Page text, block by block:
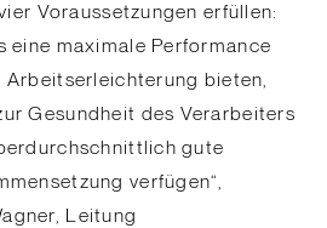
Voraussetzungen erfüllen:
eine maximale Performance
Arbeitserleichterung bieten,
Gesundheit des Verarbeiters
gute
verfügen“,
Leitung